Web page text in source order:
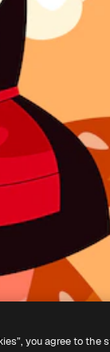
you agree to